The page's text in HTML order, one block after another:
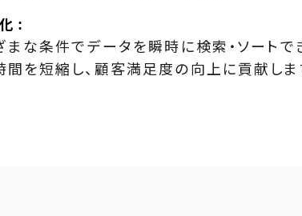
まな条件でデータを瞬時に検索・ソート
間を短縮し、顧客満足度の向上に貢献しま